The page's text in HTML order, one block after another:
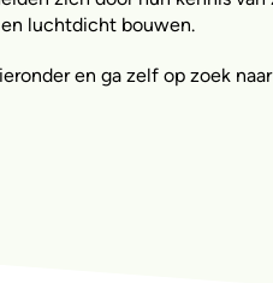
luchtdicht bouwen.
en ga zelf op zoek